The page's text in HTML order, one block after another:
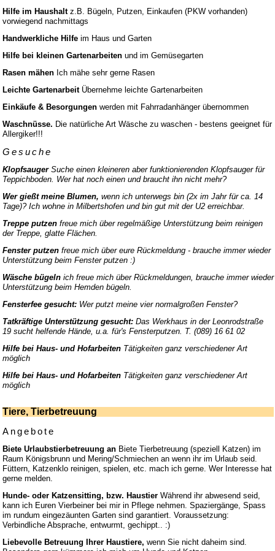
Hilfe im Haushaltz.B. Bügeln, Putzen, Einkaufen (PKW vorhanden)
vorwiegend nachmittags
Handwerkliche Hilfe im Haus und Garten
Hilfe bei kleinen Gartenarbeiten und im Gemüsegarten
Rasen mähen Ich mähe sehr gerne Rasen
Leichte GartenarbeitÜbernehme leichte Gartenarbeiten
Einkäufe & Besorgungen werden mit Fahrradanhänger übernommen
Waschnüsse. Die natürliche Art Wäsche zu waschen - bestens geeignet für
Allergiker!!!
Gesuche
KlopfsaugerSuche einen kleineren aber funktionierenden Klopfsauger für
Teppichboden. Wer hat noch einen und braucht ihn nicht mehr?
Wer gießt meine Blumen, wenn ich unterwegs bin (2x im Jahr für ca. 14
Tage)? Ich wohne in Milbertshofen und bin gut mit der U2 erreichbar.
Treppe putzen freue mich über regelmäßige Unterstützung beim reinigen
der Treppe, glatte Flächen.
Fenster putzen freue mich über eure Rückmeldung - brauche immer wieder
Unterstützung beim Fenster putzen :)
Wäsche bügeln ich freue mich über Rückmeldungen, brauche immer wieder
Unterstützung beim Hemden bügeln.
Fensterfee gesucht: Wer putzt meine vier normalgroßen Fenster?
Tatkräftige Unterstützung gesucht: Das Werkhaus in der Leonrodstraße
19 sucht helfende Hände, u.a. für's Fensterputzen. T. (089) 16 61 02
Hilfe bei Haus- und Hofarbeiten Tätigkeiten ganz verschiedener Art
möglich
Hilfe bei Haus- und Hofarbeiten Tätigkeiten ganz verschiedener Art
möglich
Tiere, Tierbetreuung
Angebote
Biete Urlaubstierbetreuung an Biete Tierbetreuung (speziell Katzen) im
Raum Königsbrunn und Mering/Schmiechen an wenn ihr im Urlaub seid.
Füttern, Katzenklo reinigen, spielen, etc. mach ich gerne. Wer Interesse hat
gerne melden.
Hunde- oder Katzensitting, bzw. Haustier Während ihr abwesend seid,
kann ich Euren Vierbeiner bei mir in Pflege nehmen. Spaziergänge, Spass
im rundum eingezäunten Garten sind garantiert. Voraussetzung:
Verbindliche Absprache, entwurmt, gechippt.. :)
Liebevolle Betreuung Ihrer Haustiere, wenn Sie nicht daheim sind.